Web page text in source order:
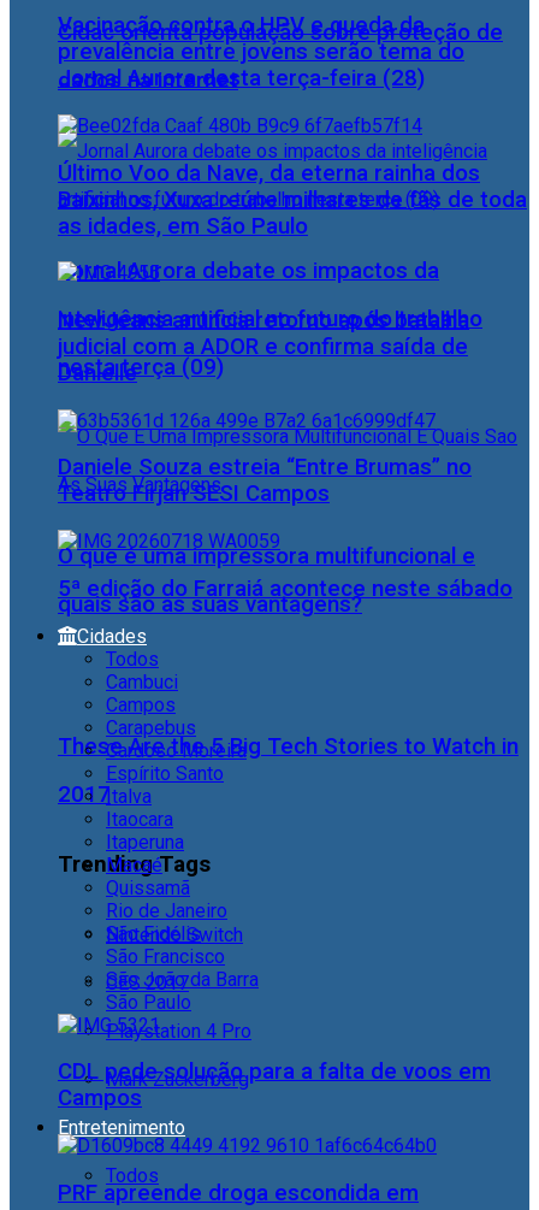
Cidac orienta população sobre proteção de
dados na internet
Jornal Aurora debate os impactos da
inteligência artificial no futuro do trabalho
nesta terça (09)
O que é uma impressora multifuncional e
quais são as suas vantagens?
These Are the 5 Big Tech Stories to Watch in
2017
Trending Tags
Nintendo Switch
CES 2017
Playstation 4 Pro
Mark Zuckerberg
Entretenimento
Todos
Vacinação contra o HPV e queda da
prevalência entre jovens serão tema do
Jornal Aurora desta terça-feira (28)
Último Voo da Nave, da eterna rainha dos
Baixinhos, Xuxa reúne milhares de fãs de toda
as idades, em São Paulo
NewJeans anuncia retorno após batalha
judicial com a ADOR e confirma saída de
Danielle
Daniele Souza estreia “Entre Brumas” no
Teatro Firjan SESI Campos
5ª edição do Farraiá acontece neste sábado
Cidades
Todos
Cambuci
Campos
Carapebus
Cardoso Moreira
Espírito Santo
Italva
Itaocara
Itaperuna
Macaé
Quissamã
Rio de Janeiro
São Fidélis
São Francisco
São João da Barra
São Paulo
CDL pede solução para a falta de voos em
Campos
PRF apreende droga escondida em